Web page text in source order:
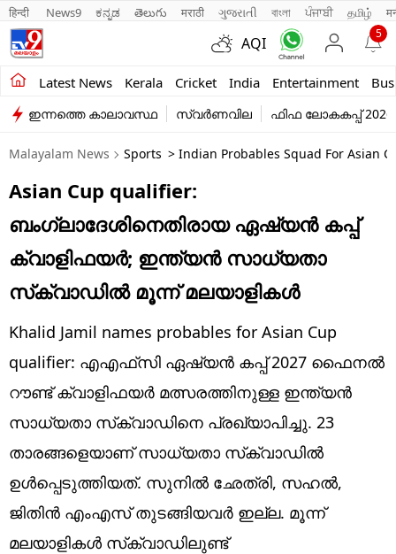
हिन्दी News9 ಕನ್ನಡ తెలుగు मराठी ગુજરાતી বাংলা ਪੰਜਾਬੀ தமிழ்
AQI
5
Latest News Kerala Cricket India Entertainment
Kerala
India
Entertainment
Business
Education
Sports
Lifestyle
world
Technology
Web Story
Photo
ഇന്നത്തെ കാലാവസ്ഥ സ്വർണവില ഫിഫ ലോകകപ്പ് 2026
Malayalam News Sports > Indian Probables Squad For Asian
Asian Cup qualifier:
ബംഗ്ലാദേശിനെതിരായ ഏഷ്യന്‍ കപ്പ്
ക്വാളിഫയര്‍; ഇന്ത്യന്‍ സാധ്യതാ
സ്‌ക്വാഡില്‍ മൂന്ന് മലയാളികള്‍
Khalid Jamil names probables for Asian Cup
qualifier: എഎഫ്‌സി ഏഷ്യൻ കപ്പ് 2027 ഫൈനൽ
റൗണ്ട് ക്വാളിഫയർ മത്സരത്തിനുള്ള ഇന്ത്യന്‍
സാധ്യതാ സ്‌ക്വാഡിനെ പ്രഖ്യാപിച്ചു. 23
താരങ്ങളെയാണ് സാധ്യതാ സ്‌ക്വാഡില്‍
ഉള്‍പ്പെടുത്തിയത്. സുനില്‍ ഛേത്രി, സഹല്‍,
ജിതിന്‍ എംഎസ് തുടങ്ങിയവര്‍ ഇല്ല. മൂന്ന്
മലയാളികള്‍ സ്‌ക്വാഡിലുണ്ട്‌